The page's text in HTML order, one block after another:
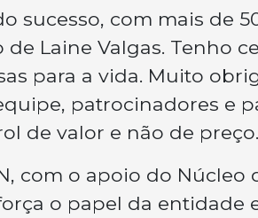
sucesso, com mais de
Laine Valgas. Tenho
para a vida. Muito
patrocinadores e
de valor e não de
com o apoio do Núcleo
o papel da entidade